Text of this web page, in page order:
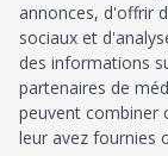
Identité
Habilitation
annonces, d'offrir
sociaux et
des informations
partenaires de
peuvent combiner
leur avez fournies